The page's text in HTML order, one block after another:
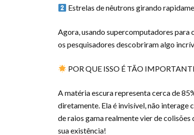
Estrelas de nêutrons girando
Agora, usando supercomputadores para
os pesquisadores descobriram algo
POR QUE ISSO É TÃO
A matéria escura representa cerca de
diretamente. Ela é invisível, não interage
de raios gama realmente vier de
sua existência!